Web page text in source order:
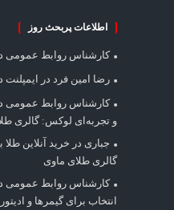
اطلاعات پربحث روز
کارشناس روابط عمومی
رضا امین فرد در
ایمپلنت
کارشناس روابط عمومی
و تجربه‌ای لوکس: گالری
جباری در خرید آنلاین
گالری طلای ماوی
کارشناس روابط عمومی
انتخاب برای گیمرها و